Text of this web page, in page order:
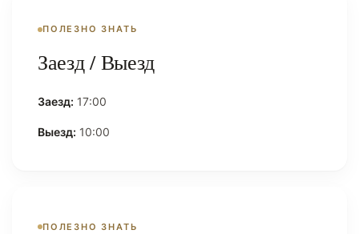
ПОЛЕЗНО ЗНАТЬ
Заезд / Выезд
Заезд: 17:00
Выезд: 10:00
ПОЛЕЗНО ЗНАТЬ